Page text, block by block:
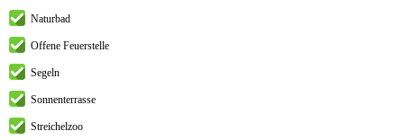
Naturbad
Offene Feuerstelle
Segeln
Sonnenterrasse
Streichelzoo